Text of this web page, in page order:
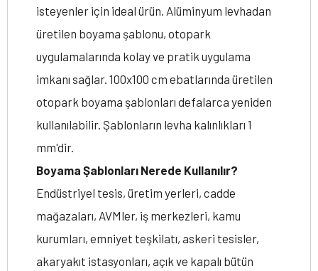
isteyenler için ideal ürün. Alüminyum levhadan
üretilen boyama şablonu, otopark
uygulamalarında kolay ve pratik uygulama
imkanı sağlar. 100x100 cm ebatlarında üretilen
otopark boyama şablonları defalarca yeniden
kullanılabilir. Şablonların levha kalınlıkları 1
mm'dir.
Boyama Şablonları Nerede Kullanılır?
Endüstriyel tesis, üretim yerleri, cadde
mağazaları, AVMler, iş merkezleri, kamu
kurumları, emniyet teşkilatı, askeri tesisler,
akaryakıt istasyonları, açık ve kapalı bütün